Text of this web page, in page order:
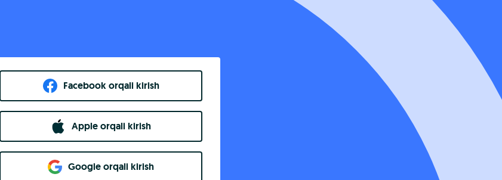
Facebook orqali kirish​
Apple orqali kirish
Goo​g​le orqali kirish